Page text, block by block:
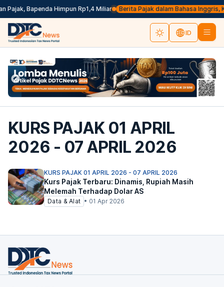
Pajak, Bapenda Himpun Rp1,4 Miliar Berita Pajak dalam Bahasa Inggris,
ID
KURS PAJAK 01 APRIL
2026 - 07 APRIL 2026
KURS PAJAK 01 APRIL 2026 - 07 APRIL 2026
Kurs Pajak Terbaru: Dinamis, Rupiah Masih
Melemah Terhadap Dolar AS
Data & Alat • 01 Apr 2026